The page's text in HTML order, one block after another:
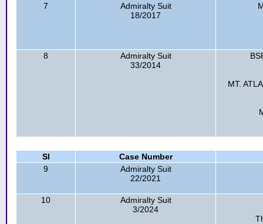
7
Admiralty Suit
18/2017
8
Admiralty Suit
33/2014
MT.
Sl
Case Number
9
Admiralty Suit
22/2021
10
Admiralty Suit
3/2024